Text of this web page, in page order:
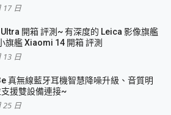
17 日
開箱 評測~ 有深度的 Leica 影像旗艦
旗艦 Xiaomi 14 開箱 評測
13 日
真無線藍牙耳機智慧降噪升級、音質明
援雙設備連接~
25 日